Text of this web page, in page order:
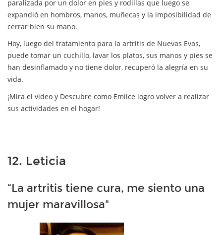
paralizada por un dolor en pies y rodillas que luego se
expandió en hombros, manos, muñecas y la imposibilidad de
cerrar bien su mano.
Hoy, luego del tratamiento para la artritis de Nuevas Evas,
puede tomar un cuchillo, lavar los platos, sus manos y pies se
han desinflamado y no tiene dolor, recuperó la alegría en su
vida.
¡Mira el video y Descubre como Emilce logro volver a realizar
sus actividades en el hogar!
12. Leticia
“La artritis tiene cura, me siento una
mujer maravillosa"